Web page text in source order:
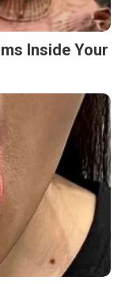
Inside Your